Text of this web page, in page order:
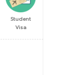
Student
Visa